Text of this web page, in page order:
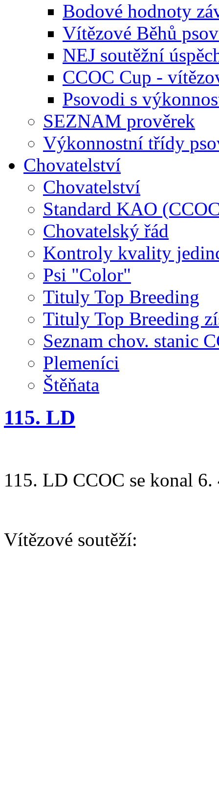
Bodové hodnoty
Vítězové Běhů
NEJ soutěžní
CCOC Cup -
Psovodi s
SEZNAM prověrek
Výkonnostní třídy
Chovatelství
Chovatelství
Standard KAO
Chovatelský řád
Kontroly kvality
Psi "Color"
Tituly Top Breeding
Tituly Top Breeding
Seznam chov. stanic
Plemeníci
Štěňata
115. LD
115. LD CCOC se konal 6.
Vítězové soutěží: